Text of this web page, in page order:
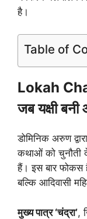
है।
Table of
Lokah
जब यक्षी बनी
डोमिनिक अरुण
कथाओं को चुनौती
हैं। इस बार फोकस
बल्कि आदिवासी
मुख्य पात्र ‘चंद्रा’,